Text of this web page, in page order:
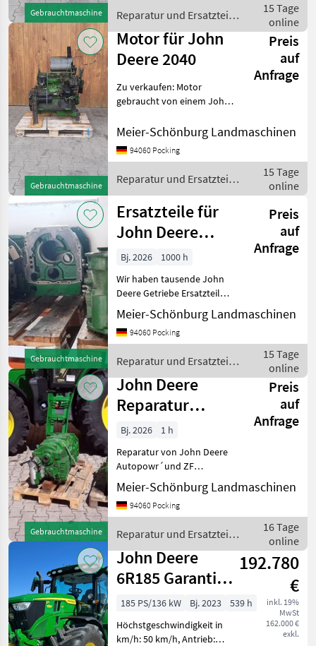
Gebrauchtmaschine
und R
Reparatur und Ersatzteile
/ John Deere
15 Tage
online
Gebrauchtmaschine
Motor für John
Deere 2040
Preis
auf
Anfrage
Zu verkaufen: Motor
gebraucht von einem John
2040, 2250, 2450. Passt
teilweise auch in 2140, 2250,
2650, 2850 Wir sind Händler
Meier-Schönburg Landmaschinen
94060 Pocking
Reparatur und Ersatzteile
/ John Deere
15 Tage
online
Gebrauchtmaschine
Ersatzteile für
John Deere
Getriebe
Preis
auf
Anfrage
Bj. 2026
1000 h
Wir haben tausende John
Deere Getriebe Ersatzteile
am Lager. Alle Typen vom
920 - bis zur aktuellen 6-R
Serie. Wir sind Händler und
f
Meier-Schönburg Landmaschinen
94060 Pocking
Reparatur und Ersatzteile
/ John Deere
15 Tage
online
Gebrauchtmaschine
John Deere
Reparatur
JohnDeere
Autopowr
Getriebe
Preis
auf
Anfrage
Bj. 2026
1 h
Reparatur von John Deere
Autopowr´und ZF
Getriebe: Wir überholen
und reparieren alle John
Deere Getriebe und
PowerQuad, Powershift,
Austausc
Meier-Schönburg Landmaschinen
94060 Pocking
Reparatur und Ersatzteile
/ John Deere
16 Tage
online
John Deere
6R185 Garantie
03/2028
192.780
€
inkl. 19%
MwSt
162.000 €
exkl.
185 PS/136 kW Bj. 2023
539 h
Höchstgeschwindigkeit in
km/h: 50 km/h, Antrieb: